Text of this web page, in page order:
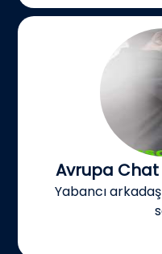
Avrupa Chat
Yabancı